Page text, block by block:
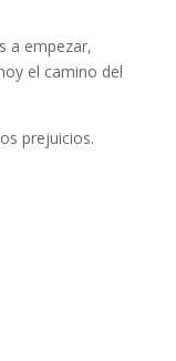
a empezar,
el camino del
prejuicios.